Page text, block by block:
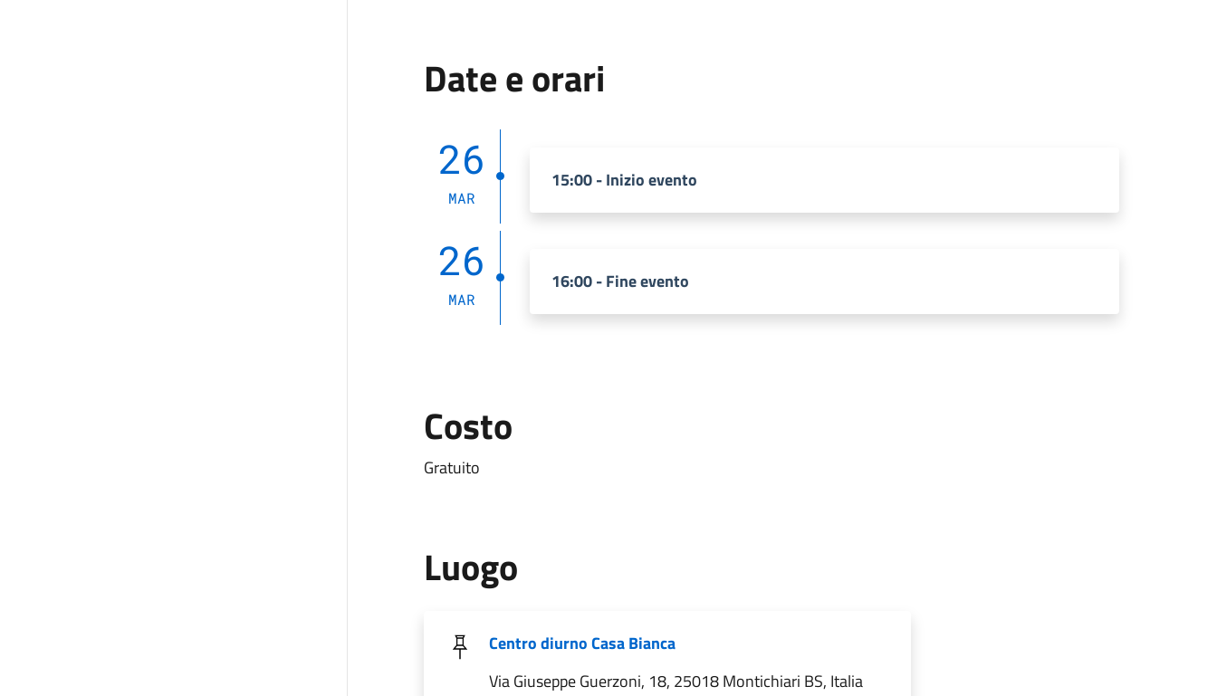
Date e orari
26
MAR
15:00 - Inizio evento
26
MAR
16:00 - Fine evento
Costo
Gratuito
Luogo
Centro diurno Casa Bianca
Via Giuseppe Guerzoni, 18, 25018 Montichiari BS, Italia